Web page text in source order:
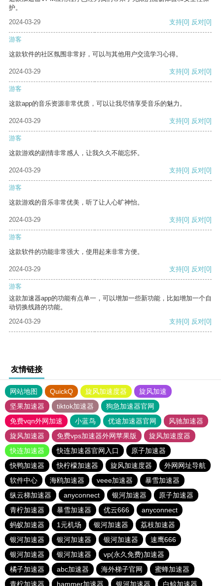
护。
2024-03-29
支持[0] 反对[0]
游客
这款软件的社区氛围非常好，可以与其他用户交流学习心得。
2024-03-29 支持[0] 反对[0]
游客
这款app的音乐资源非常优质，可以让我尽情享受音乐的魅力。
2024-03-29 支持[0] 反对[0]
游客
这款游戏的剧情非常感人，让我久久不能忘怀。
2024-03-29 支持[0] 反对[0]
游客
这款游戏的音乐非常优美，听了让人心旷神怡。
2024-03-29 支持[0] 反对[0]
游客
这款软件的功能非常强大，使用起来非常方便。
2024-03-29 支持[0] 反对[0]
游客
这款加速器app的功能有点单一，可以增加一些新功能，比如增加一个自
动切换线路的功能。
2024-03-29
支持[0] 反对[0]
友情链接
网站地图 QuickQ 旋风加速度器
旋风加速
坚果加速器
tiktok加速器
狗急加速器官网
免费vqn外网加速
小蓝鸟 优途加速器官网
风驰加速器
旋风加速器
免费vps加速器外网苹果版
旋风加速度器
快连加速器
快连加速器官网入口
原子加速器
快鸭加速器
快柠檬加速器 旋风加速度器
外网网址导航
软件中心
海鸥加速器 veee加速器
暴雪加速器
纵云梯加速器
anyconnect 银河加速器
原子加速器
青柠加速器
暴雪加速器 优云666
anyconnect
蚂蚁加速器
1元机场 银河加速器
荔枝加速器
银河加速器
银河加速器 银河加速器
速鹰666
银河加速器
银河加速器
vp(永久免费)加速器
橘子加速器
abc加速器 海外梯子官网
蜜蜂加速器
青柠加速器
hammer加速器 银河加速器 白鲸加速器